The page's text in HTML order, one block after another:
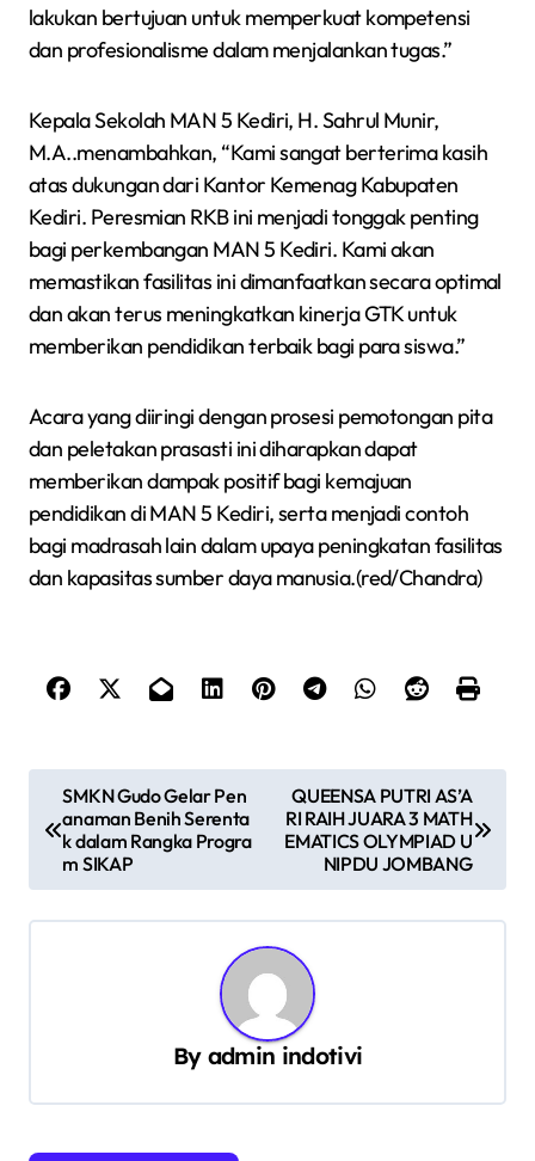
lakukan bertujuan untuk memperkuat kompetensi
dan profesionalisme dalam menjalankan tugas.”
Kepala Sekolah MAN 5 Kediri, H. Sahrul Munir,
M.A..menambahkan, “Kami sangat berterima kasih
atas dukungan dari Kantor Kemenag Kabupaten
Kediri. Peresmian RKB ini menjadi tonggak penting
bagi perkembangan MAN 5 Kediri. Kami akan
memastikan fasilitas ini dimanfaatkan secara optimal
dan akan terus meningkatkan kinerja GTK untuk
memberikan pendidikan terbaik bagi para siswa.”
Acara yang diiringi dengan prosesi pemotongan pita
dan peletakan prasasti ini diharapkan dapat
memberikan dampak positif bagi kemajuan
pendidikan di MAN 5 Kediri, serta menjadi contoh
bagi madrasah lain dalam upaya peningkatan fasilitas
dan kapasitas sumber daya manusia.(red/Chandra)
a
p
SMKN Gudo Gelar Pen
anaman Benih Serenta
k dalam Rangka Progra
m SIKAP
QUEENSA PUTRI AS’A
RI RAIH JUARA 3 MATH
EMATICS OLYMPIAD U
NIPDU JOMBANG
By admin indotivi